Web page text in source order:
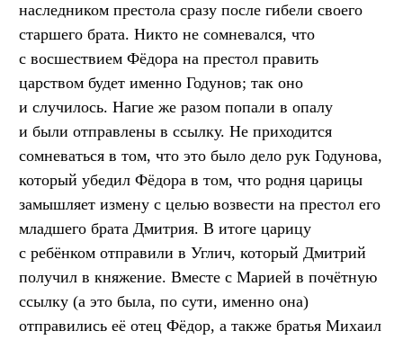
наследником престола сразу после гибели своего
старшего брата. Никто не сомневался, что
с восшествием Фёдора на престол править
царством будет именно Годунов; так оно
и случилось. Нагие же разом попали в опалу
и были отправлены в ссылку. Не приходится
сомневаться в том, что это было дело рук Годунова,
который убедил Фёдора в том, что родня царицы
замышляет измену с целью возвести на престол его
младшего брата Дмитрия. В итоге царицу
с ребёнком отправили в Углич, который Дмитрий
получил в княжение. Вместе с Марией в почётную
ссылку (а это была, по сути, именно она)
отправились её отец Фёдор, а также братья Михаил